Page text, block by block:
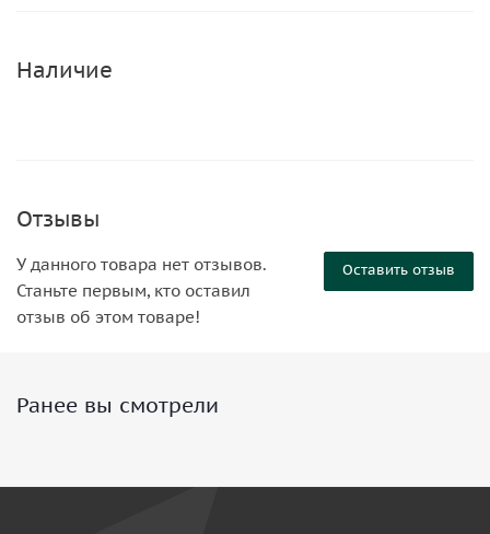
Наличие
Отзывы
Оставить отзыв
У данного товара нет отзывов.
Станьте первым, кто оставил
отзыв об этом товаре!
Ранее вы смотрели